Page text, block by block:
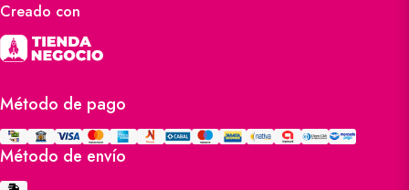
Creado con
Método de pago
Método de envío